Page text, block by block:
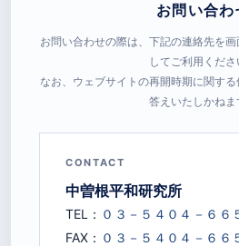
お問い合わ
お問い合わせの際は、下記の連絡先を
してご利用くださ
なお、ウェブサイトの再開時期に関す
答えいたしかねま
CONTACT
中曽根平和研究所
TEL：
FAX：